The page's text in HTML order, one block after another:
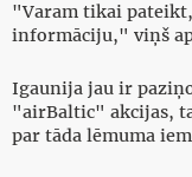
"Varam tikai
informāciju," viņš
Igaunija jau ir
"airBaltic" akcijas,
par tāda lēmuma